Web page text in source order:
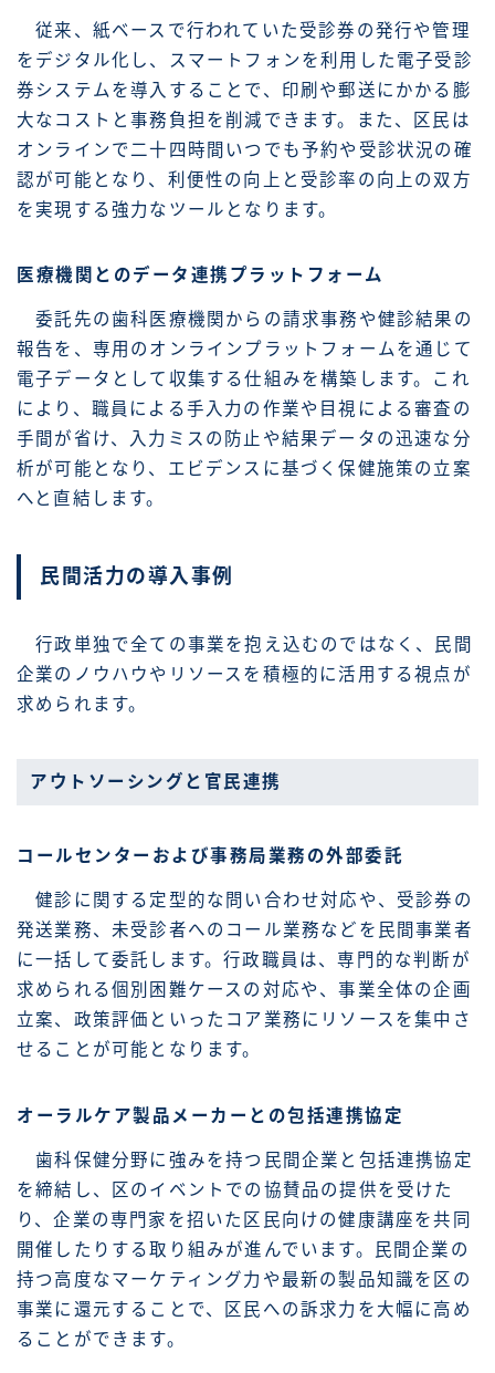
従来、紙ベースで行われていた受診券の発行や管理
をデジタル化し、スマートフォンを利用した電子受診
券システムを導入することで、印刷や郵送にかかる膨
大なコストと事務負担を削減できます。また、区民は
オンラインで二十四時間いつでも予約や受診状況の確
認が可能となり、利便性の向上と受診率の向上の双方
を実現する強力なツールとなります。
医療機関とのデータ連携プラットフォーム
委託先の歯科医療機関からの請求事務や健診結果の
報告を、専用のオンラインプラットフォームを通じて
電子データとして収集する仕組みを構築します。これ
により、職員による手入力の作業や目視による審査の
手間が省け、入力ミスの防止や結果データの迅速な分
析が可能となり、エビデンスに基づく保健施策の立案
へと直結します。
民間活力の導入事例
行政単独で全ての事業を抱え込むのではなく、民間
企業のノウハウやリソースを積極的に活用する視点が
求められます。
アウトソーシングと官民連携
コールセンターおよび事務局業務の外部委託
健診に関する定型的な問い合わせ対応や、受診券の
発送業務、未受診者へのコール業務などを民間事業者
に一括して委託します。行政職員は、専門的な判断が
求められる個別困難ケースの対応や、事業全体の企画
立案、政策評価といったコア業務にリソースを集中さ
せることが可能となります。
オーラルケア製品メーカーとの包括連携協定
歯科保健分野に強みを持つ民間企業と包括連携協定
を締結し、区のイベントでの協賛品の提供を受けた
り、企業の専門家を招いた区民向けの健康講座を共同
開催したりする取り組みが進んでいます。民間企業の
持つ高度なマーケティング力や最新の製品知識を区の
事業に還元することで、区民への訴求力を大幅に高め
ることができます。